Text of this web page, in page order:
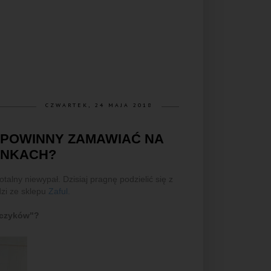
CZWARTEK, 24 MAJA 2018
ZAMAWIAĆ NA
niewypał. Dzisiaj pragnę podzielić się z
ze sklepu Zaful.